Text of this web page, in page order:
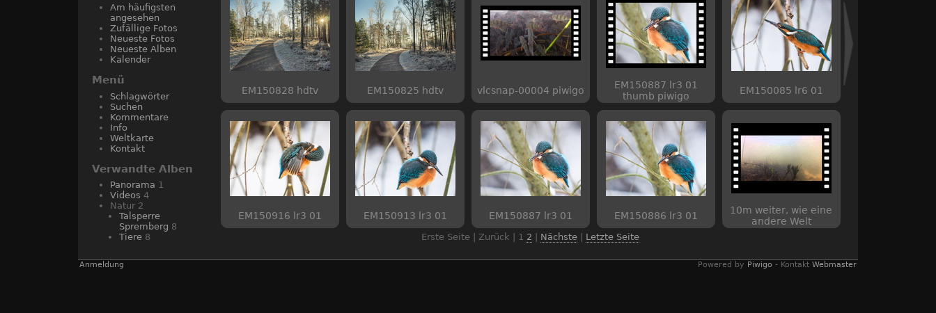
Am häufigsten
angesehen
Zufällige Fotos
Neueste Fotos
Neueste Alben
Kalender
Menü
Schlagwörter
Suchen
Kommentare
Info
Weltkarte
Kontakt
Verwandte Alben
Panorama 1
Videos 4
Natur 2
Talsperre
Spremberg 8
Tiere 8
EM150828 hdtv EM150825 hdtv vlcsnap-00004 piwigo
EM150887 lr3 01
thumb piwigo
EM150085 lr6 01
EM150916 lr3 01 EM150913 lr3 01 EM150887 lr3 01 EM150886 lr3 01
10m weiter, wie eine
andere Welt
Erste Seite | Zurück | 1 2 Nächste Letzte Seite
Anmeldung Powered by Piwigo - Kontakt Webmaster